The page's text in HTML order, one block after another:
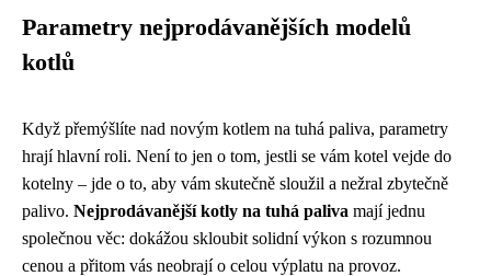
Parametry nejprodávanějších modelů
kotlů
Když přemýšlíte nad novým kotlem na tuhá paliva, parametry
hrají hlavní roli. Není to jen o tom, jestli se vám kotel vejde do
kotelny – jde o to, aby vám skutečně sloužil a nežral zbytečně
palivo. Nejprodávanější kotly na tuhá paliva mají jednu
společnou věc: dokážou skloubit solidní výkon s rozumnou
cenou a přitom vás neobrají o celou výplatu na provoz.